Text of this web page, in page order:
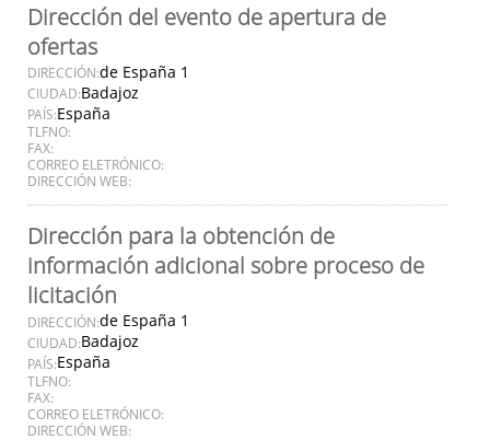
Dirección del evento de apertura de
ofertas
DIRECCIÓN:de España 1
CIUDAD:Badajoz
PAÍS:España
TLFNO:
FAX:
CORREO ELETRÓNICO:
DIRECCIÓN WEB:
Dirección para la obtención de
información adicional sobre proceso de
licitación
DIRECCIÓN:de España 1
CIUDAD:Badajoz
PAÍS:España
TLFNO:
FAX:
CORREO ELETRÓNICO:
DIRECCIÓN WEB: